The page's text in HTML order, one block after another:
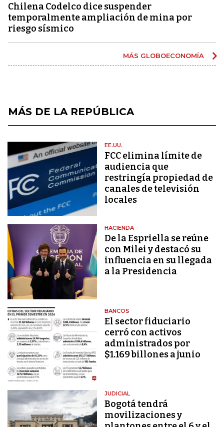
Chilena Codelco dice suspender
temporalmente ampliación de mina por
riesgo sísmico
MÁS GLOBOECONOMÍA
MÁS DE LA REPÚBLICA
EE.UU.
FCC elimina límite de
audiencia que
restringía propiedad de
canales de televisión
locales
HACIENDA
De la Espriella se reúne
con Milei y destacó su
influencia en su llegada
a la Presidencia
BANCOS
El sector fiduciario
cerró con activos
administrados por
$1.169 billones a junio
JUDICIAL
Bogotá tendrá
movilizaciones y